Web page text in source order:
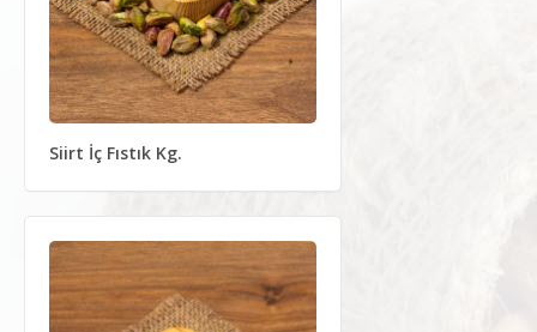
Siirt İç Fıstık Kg.